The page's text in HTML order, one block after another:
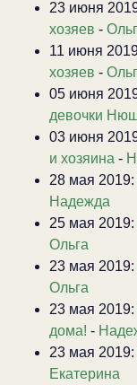
23 июня
хозяев -
11 июня
хозяев -
05 июня
девочки
03 июня
и хозяина -
28 мая 2019:
Надежда
25 мая 2019:
Ольга
23 мая 2019:
Ольга
23 мая 2019:
дома! -
23 мая 2019:
Екатерина